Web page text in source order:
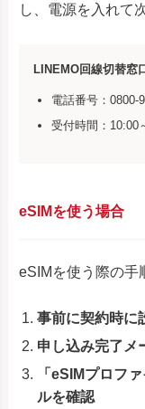
し、電源を入れて
LINEMO回線切替窓
電話番号：0800-
受付時間：10:00
eSIMを使う場合
eSIMを使う際の手
事前に契約時に
申し込み完了メ
「eSIMプロフ
ルを確認